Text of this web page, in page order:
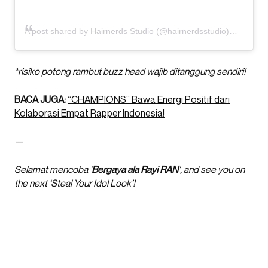
A post shared by Hairnerds Studio (@hairnerdsstudio)
*risiko potong rambut buzz head wajib ditanggung sendiri!
BACA JUGA:“CHAMPIONS” Bawa Energi Positif dari
Kolaborasi Empat Rapper Indonesia!
—
Selamat mencoba ‘ Bergaya ala Rayi RAN‘, and see you on
the next ‘Steal Your Idol Look’!